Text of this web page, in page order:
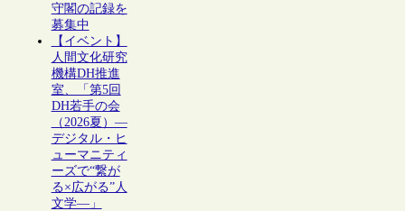
守閣の記録を
募集中
【イベント】
人間文化研究
機構DH推進
室、「第5回
DH若手の会
（2026夏）―
デジタル・ヒ
ューマニティ
ーズで“繋が
る×広がる”人
文学―」